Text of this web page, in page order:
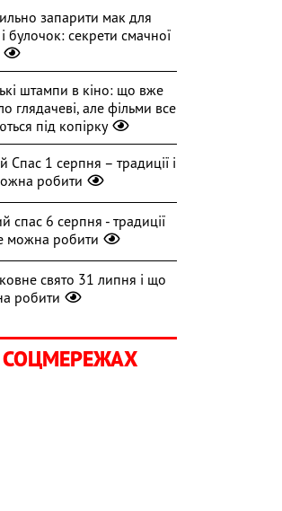
запарити мак для
булочок: секрети смачної
штампи в кіно: що вже
глядачеві, але фільми все
під копірку
Спас 1 серпня – традиції і
робити
спас 6 серпня - традиції
можна робити
свято 31 липня і що
робити